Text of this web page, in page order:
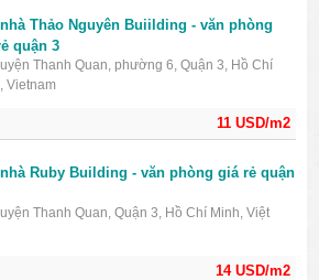
11 USD/m2
Thảo Nguyên Buiilding - văn phòng
quận 3
Thanh Quan, phường 6, Quận 3, Hồ Chí
Vietnam
14 USD/m2
Ruby Building - văn phòng giá rẻ quận
Thanh Quan, Quận 3, Hồ Chí Minh, Việt